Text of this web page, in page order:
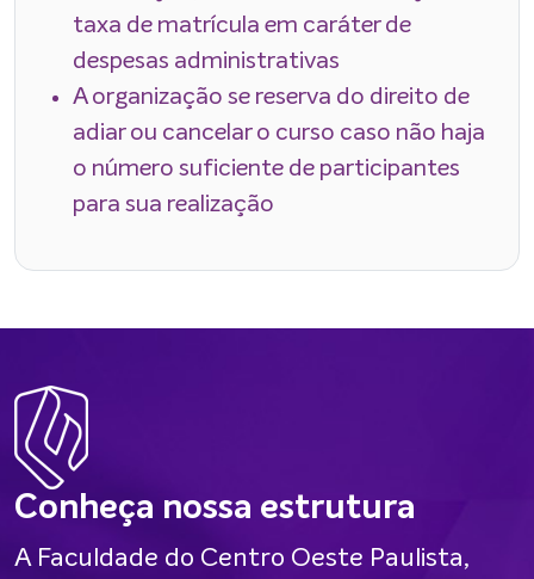
taxa de matrícula em caráter de
despesas administrativas
A organização se reserva do direito de
adiar ou cancelar o curso caso não haja
o número suficiente de participantes
para sua realização
Conheça nossa estrutura
A Faculdade do Centro Oeste Paulista,